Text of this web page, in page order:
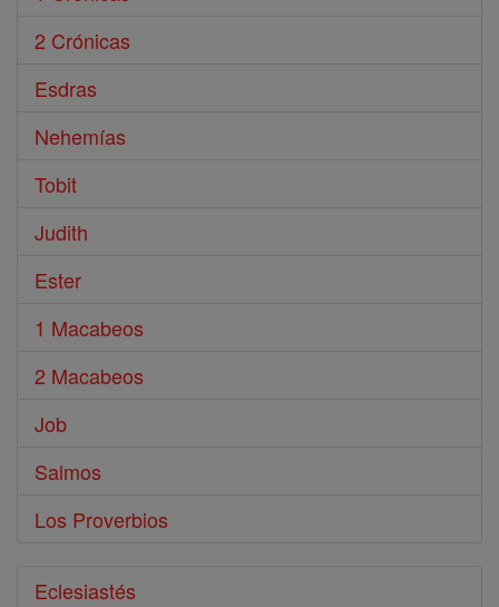
2 Crónicas
Esdras
Nehemías
Tobit
Judith
Ester
1 Macabeos
2 Macabeos
Job
Salmos
Los Proverbios
Eclesiastés